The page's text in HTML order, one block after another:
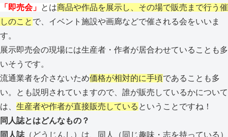
「即売会」 とは商品や作品を展示し、その場で販売まで行う催
しのこと で、イベント施設や画廊などで催される会をいいま
す。
展示即売会の現場には生産者・作者が居合わせていることも多
いそうです。
流通業者を介さないため価格が相対的に手頃であることも多
い。とも説明されていますので、誰が販売しているかについて
は、 生産者や作者が直接販売している ということですね！
同人誌とはどんなもの？
同人誌 （どうじんし）は、同人（同じ趣味・志を持っている）